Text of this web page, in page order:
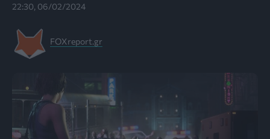
22:30, 06/02/2024
FOXreport.gr